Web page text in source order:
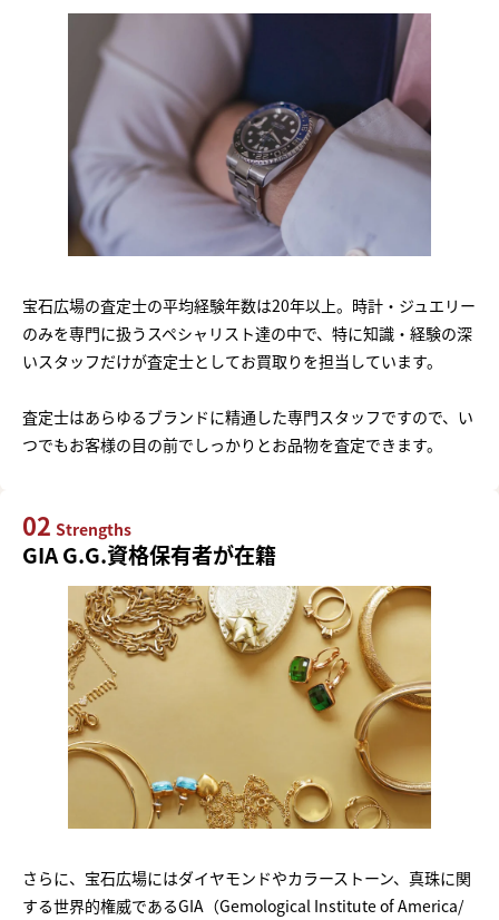
宝石広場の査定士の平均経験年数は20年以上。時計・ジュエリー
のみを専門に扱うスペシャリスト達の中で、特に知識・経験の深
いスタッフだけが査定士としてお買取りを担当しています。
査定士はあらゆるブランドに精通した専門スタッフですので、い
つでもお客様の目の前でしっかりとお品物を査定できます。
02 Strengths
GIA G.G.資格保有者が在籍
さらに、宝石広場にはダイヤモンドやカラーストーン、真珠に関
する世界的権威であるGIA（Gemological Institute of America/